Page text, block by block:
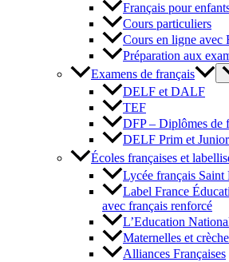
Français pour
Cours particuliers
Cours en ligne avec
Préparation aux
Examens de français
DELF et DALF
TEF
DFP – Diplômes de
DELF Prim et Junior
Écoles françaises et
Lycée français Saint
Label France
avec français renforcé
L’Education
Maternelles et
Alliances Françaises